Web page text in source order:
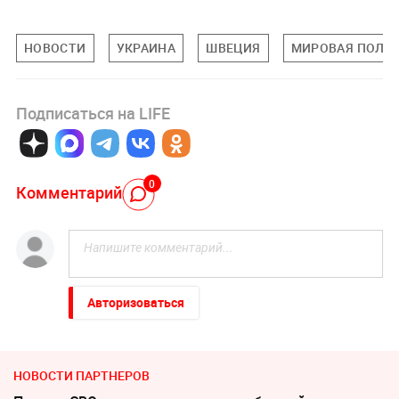
НОВОСТИ УКРАИНА ШВЕЦИЯ МИРОВАЯ
Подписаться на LIFE
Комментарий 0
Авторизоваться
НОВОСТИ ПАРТНЕРОВ